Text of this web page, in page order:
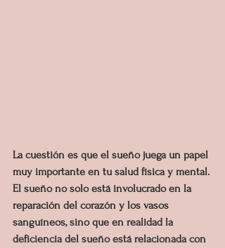
La cuestión es que el sueño juega un papel
muy importante en tu salud física y mental.
El sueño no solo está involucrado en la
reparación del corazón y los vasos
sanguíneos, sino que en realidad la
deficiencia del sueño está relacionada con